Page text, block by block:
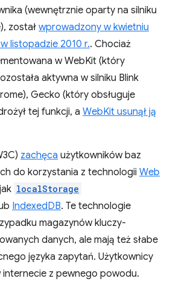
(wewnętrznie oparty na silniku
zostałwprowadzony w kwietniu
listopadzie 2010 r.. Chociaż
w WebKit (który
aktywna w silniku Blink
Gecko (który obsługuje
tej funkcji, a WebKit usunął ją
zachęca użytkowników baz
do korzystania z technologii Web
localStorage
IndexedDB. Te technologie
magazynów kluczy-
danych, ale mają też słabe
języka zapytań. Użytkownicy
internecie z pewnego powodu.